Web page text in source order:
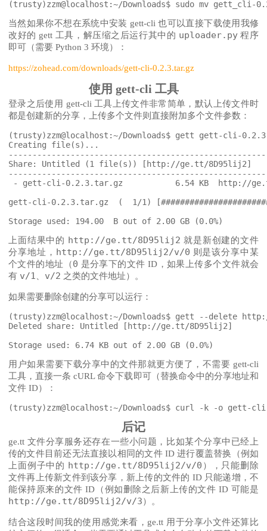
当然如果你不想在系统中安装 gett-cli 也可以直接下载使用我修
改好的 gett 工具，解压缩之后运行其中的 uploader.py程序
即可（需要 Python 3 环境）：
https://zohead.com/downloads/gett-cli-0.2.3.tar.gz
使用 gett-cli 工具
登录之后使用 gett-cli 工具上传文件非常简单，默认上传文件时
都是创建新的分享，上传多个文件则直接附加多个文件参数：
(trusty)zzm@localhost:~/Downloads$ gett gett-cli-
Creating file(s)...
Share: Untitled (1 file(s)) [http://ge.tt/8D95lij2]
- gett-cli-0.2.3.tar.gz           6.54 KB  http://
gett-cli-0.2.3.tar.gz  (  1/1)
上面结果中的 http://ge.tt/8D95lij2 就是新创建的文件
分享地址， http://ge.tt/8D95lij2/v/0 则是该分享中某
个文件的地址（0 是分享下的文件 ID，如果上传多个文件就会
有 v/1 v/2 之类的文件地址）。
如果需要删除创建的分享可以运行：
(trusty)zzm@localhost:~/Downloads$ gett --delete
Deleted share: Untitled [http://ge.tt/8D95lij2]
用户如果需要下载分享中的文件那就更方便了，不需要 gett-cli
工具，直接一条 cURL 命令下载即可（替换命令中的分享地址和
文件 ID）：
后记
ge.tt 文件分享服务还存在一些小问题，比如某个分享中已经上
传的文件目前还无法直接以相同的文件 ID 进行覆盖替换（例如
上面例子中的 http://ge.tt/8D95lij2/v/0 ），只能删除
文件再上传新文件到该分享，新上传的文件的 ID 只能递增，不
能保持原来的文件 ID（例如删除之后新上传的文件 ID 可能是
http://ge.tt/8D95lij2/v/3）。
结合这段时间我的使用感觉来看，ge.tt 用于分享小文件还算比